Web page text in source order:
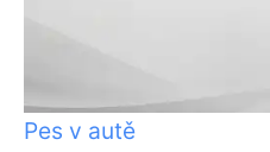
Pes v autě